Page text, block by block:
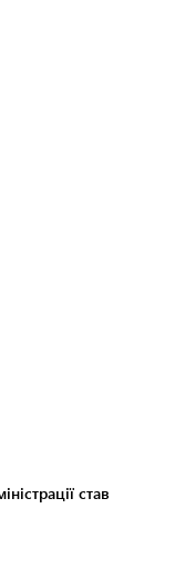
став